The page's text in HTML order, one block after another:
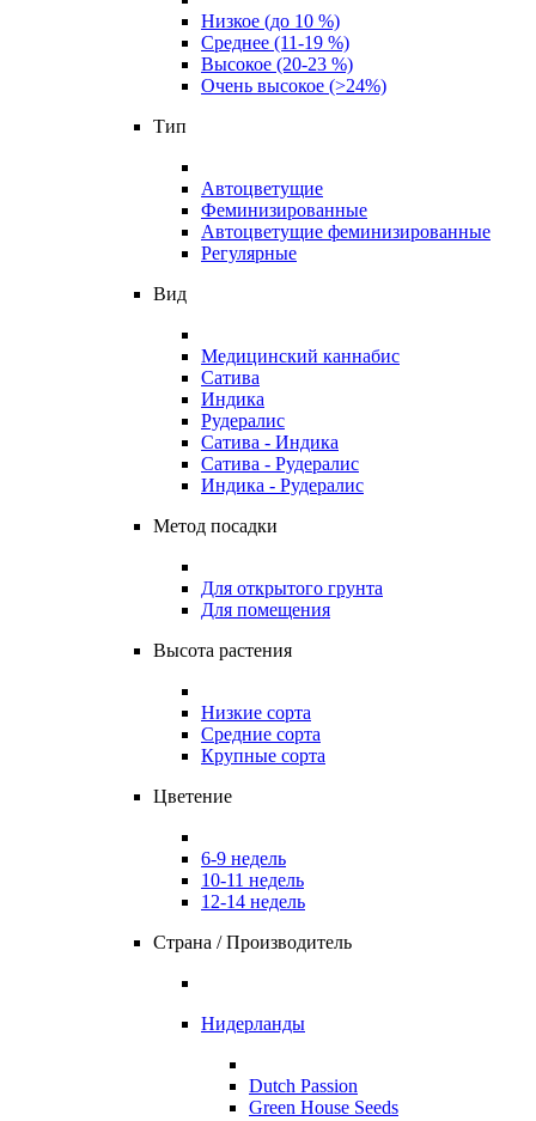
Низкое (до 10 %)
Среднее (11-19 %)
Высокое (20-23 %)
Очень высокое (>24%)
Тип
Автоцветущие
Феминизированные
Автоцветущие феминизированные
Регулярные
Вид
Медицинский каннабис
Сатива
Индика
Рудералис
Сатива - Индика
Сатива - Рудералис
Индика - Рудералис
Метод посадки
Для открытого грунта
Для помещения
Высота растения
Низкие сорта
Средние сорта
Крупные сорта
Цветение
6-9 недель
10-11 недель
12-14 недель
Страна / Производитель
Нидерланды
Dutch Passion
Green House Seeds